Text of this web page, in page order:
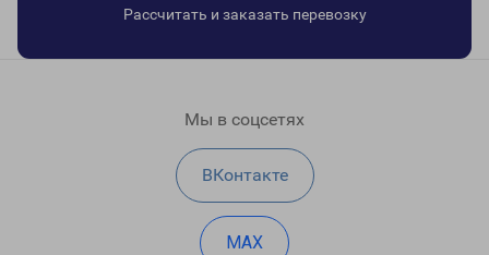
Рассчитать и заказать перевозку
Мы в соцсетях
ВКонтакте
MAX